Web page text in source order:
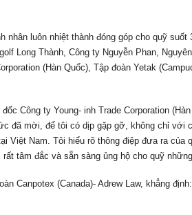
nhân luôn nhiệt thành đóng góp cho quỹ
Long Thành, Công ty Nguyễn Phan,
(Hàn Quốc), Tập đoàn Yetak
Công ty Young- inh Trade Corporation
đã mời, để tôi có dịp gặp gỡ, không chỉ với
Việt Nam. Tôi hiểu rõ thông điệp đưa ra của
tâm đắc và sẵn sàng ủng hộ cho quỹ
Canpotex (Canada)- Adrew Law, khẳng